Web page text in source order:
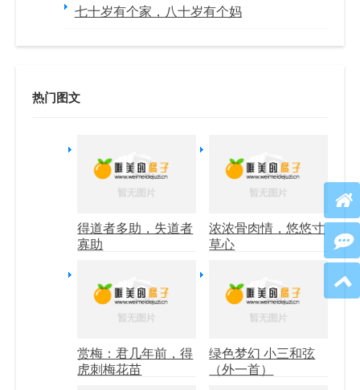
七十岁有个家，八十岁有个妈
热门图文
得道者多助，失道者
寡助
浓浓骨肉情，悠悠寸
草心
赏梅：君几年前，得
虎刺梅花苗
绿色梦幻 小三和弦
（外一首）